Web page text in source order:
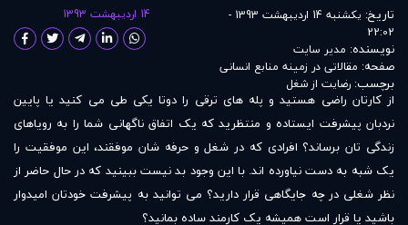
تاریخ:
یکشنبه 14 اردیبهشت 1393 -
22:02
نویسنده: مدير سايت
صفحه: مقالاتی در زمينه منابع انسانی
برچسب: رضایت از شغل
14 اردیبهشت 1393
از کارتان راضی هستید و پله های ترقی را دوتا یکی طی می کنید یا پایین
نردبان پیشرفت ایستاده و منتظرید که یک اتفاق ناگهانی شما را به رویاهای
زندگی تان برساند؟ افرادی که در شغل و حرفه شان موفقند، این موفقیت را
یک شبه به دست نیاورده اند. با این وجود بد نیست ببینید که در حال حاضر از
نظر شغلی در چه جایگاهی قرار دارید؟ می توانید به پیشرفت خودتان امیدوار
باشید یا قرار است همیشه یک کارمند ساده بمانید؟